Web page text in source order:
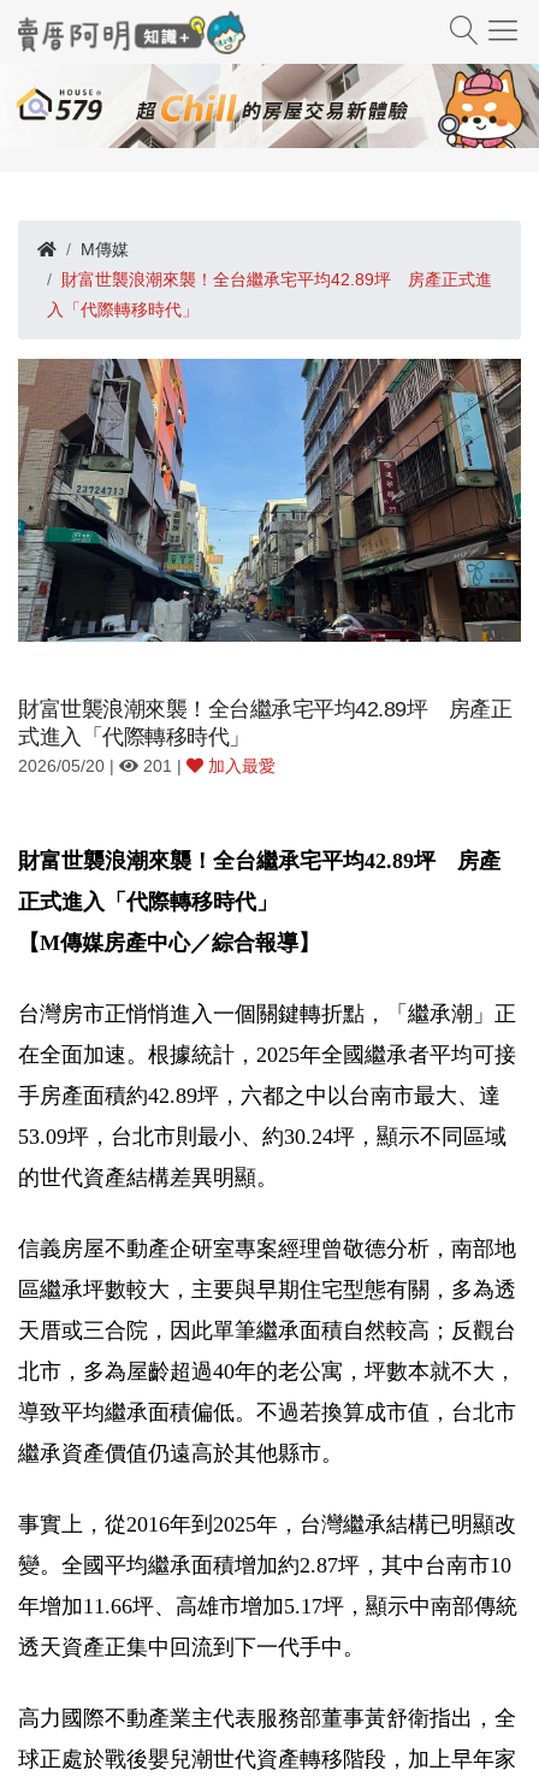
M傳媒
財富世襲浪潮來襲！全台繼承宅平均42.89坪 房產正式進
入「代際轉移時代」
財富世襲浪潮來襲！全台繼承宅平均42.89坪 房產正
式進入「代際轉移時代」
2026/05/20 | 201 | 加入最愛
財富世襲浪潮來襲！全台繼承宅平均42.89坪 房產
正式進入「代際轉移時代」
【M傳媒房產中心／綜合報導】
台灣房市正悄悄進入一個關鍵轉折點，「繼承潮」正
在全面加速。根據統計，2025年全國繼承者平均可接
手房產面積約42.89坪，六都之中以台南市最大、達
53.09坪，台北市則最小、約30.24坪，顯示不同區域
的世代資產結構差異明顯。
信義房屋不動產企研室專案經理曾敬德分析，南部地
區繼承坪數較大，主要與早期住宅型態有關，多為透
天厝或三合院，因此單筆繼承面積自然較高；反觀台
北市，多為屋齡超過40年的老公寓，坪數本就不大，
導致平均繼承面積偏低。不過若換算成市值，台北市
繼承資產價值仍遠高於其他縣市。
事實上，從2016年到2025年，台灣繼承結構已明顯改
變。全國平均繼承面積增加約2.87坪，其中台南市10
年增加11.66坪、高雄市增加5.17坪，顯示中南部傳統
透天資產正集中回流到下一代手中。
高力國際不動產業主代表服務部董事黃舒衛指出，全
球正處於戰後嬰兒潮世代資產轉移階段，加上早年家